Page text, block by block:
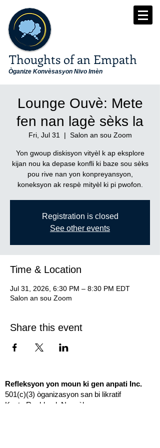
Thoughts of an Empath
Òganize Konvèsasyon Nivo Imèn
Lounge Ouvè: Mete
fen nan lagè sèks la
Fri, Jul 31
  |
Salon an sou Zoom
Yon gwoup diskisyon vityèl k ap eksplore
kijan nou ka depase konfli ki baze sou sèks
pou rive nan yon konpreyansyon,
koneksyon ak respè mityèl ki pi pwofon.
Registration is closed
See other events
Time & Location
Jul 31, 2026, 6:30 PM – 8:30 PM EDT
Salon an sou Zoom
Share this event
Refleksyon yon moun ki gen anpati Inc.
501(c)(3) òganizasyon san bi likratif
Konte Rockland, Nouyòk